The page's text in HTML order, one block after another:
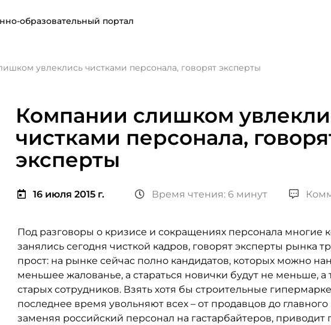
образовательный портал
увлеклись чистками персонала, говорят эксперты
Компании слишком
чистками персонала,
эксперты
16 июля 2015 г. Время чтения: 6 минут
Под разговоры о кризисе и сокращениях персонала многие
занялись сегодня чисткой кадров, говорят эксперты рынка
прост: на рынке сейчас полно кандидатов, которых можно
меньшее жалованье, а стараться новички будут не меньше, а
старых сотрудников. Взять хотя бы строительные
последнее время увольняют всех – от продавцов до главного
заменяя российский персонал на гастарбайтеров,